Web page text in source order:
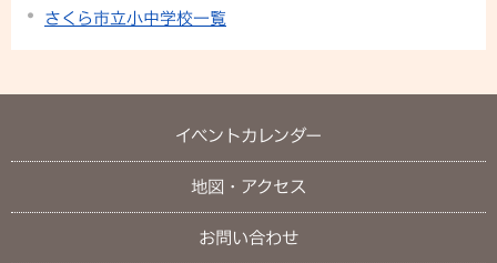
さくら市立小中学校一覧
イベントカレンダー
地図・アクセス
お問い合わせ